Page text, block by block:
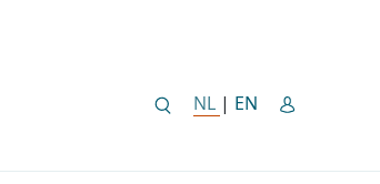
NL NEDERLANDSE
| EN ENGLISH